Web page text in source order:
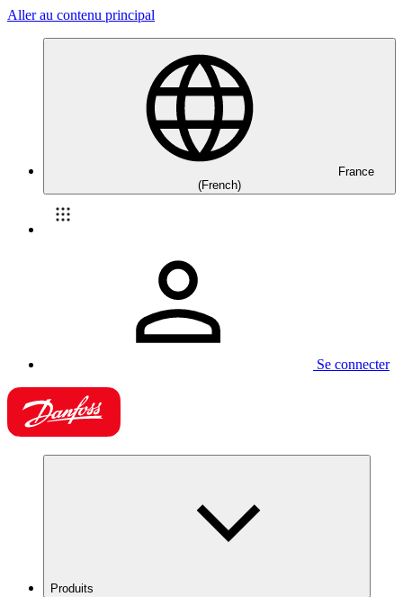
Aller au contenu principal
France
(French)
Se connecter
Produits